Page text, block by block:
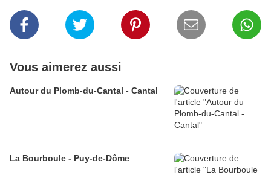
Vous aimerez aussi
Autour du Plomb-du-Cantal - Cantal
La Bourboule - Puy-de-Dôme